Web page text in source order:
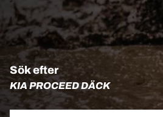
Sök efter
KIA PROCEED DÄCK